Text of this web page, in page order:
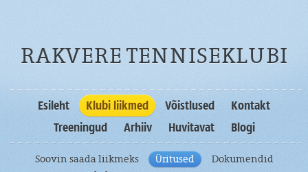
RAKVERE TENNISEKLUBI
Esileht Klubi liikmed Võistlused
Kontakt
Treeningud
Arhiiv Huvitavat Blogi
Soovin saada liikmeks Üritused
Dokumendid